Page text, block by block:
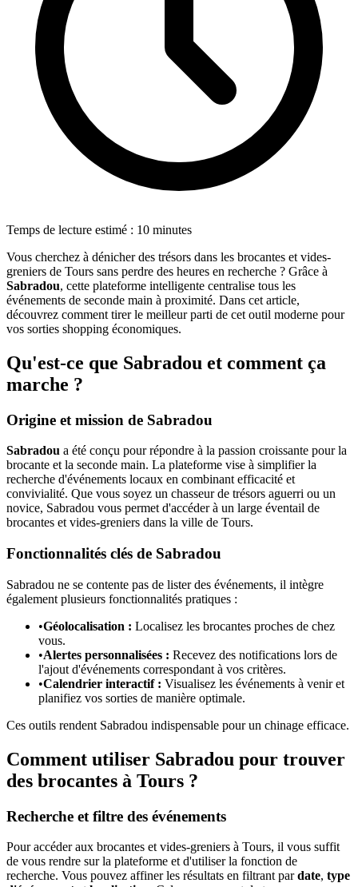
Temps de lecture estimé : 10 minutes
Vous cherchez à dénicher des trésors dans les brocantes et vides-
greniers de Tours sans perdre des heures en recherche ? Grâce à
Sabradou, cette plateforme intelligente centralise tous les
événements de seconde main à proximité. Dans cet article,
découvrez comment tirer le meilleur parti de cet outil moderne pour
vos sorties shopping économiques.
Qu'est-ce que Sabradou et comment ça
marche ?
Origine et mission de Sabradou
Sabradou a été conçu pour répondre à la passion croissante pour la
brocante et la seconde main. La plateforme vise à simplifier la
recherche d'événements locaux en combinant efficacité et
convivialité. Que vous soyez un chasseur de trésors aguerri ou un
novice, Sabradou vous permet d'accéder à un large éventail de
brocantes et vides-greniers dans la ville de Tours.
Fonctionnalités clés de Sabradou
Sabradou ne se contente pas de lister des événements, il intègre
également plusieurs fonctionnalités pratiques :
•Géolocalisation : Localisez les brocantes proches de chez
vous.
•Alertes personnalisées : Recevez des notifications lors de
l'ajout d'événements correspondant à vos critères.
•Calendrier interactif : Visualisez les événements à venir et
planifiez vos sorties de manière optimale.
Ces outils rendent Sabradou indispensable pour un chinage efficace.
Comment utiliser Sabradou pour trouver
des brocantes à Tours ?
Recherche et filtre des événements
Pour accéder aux brocantes et vides-greniers à Tours, il vous suffit
de vous rendre sur la plateforme et d'utiliser la fonction de
recherche. Vous pouvez affiner les résultats en filtrant pardate, type